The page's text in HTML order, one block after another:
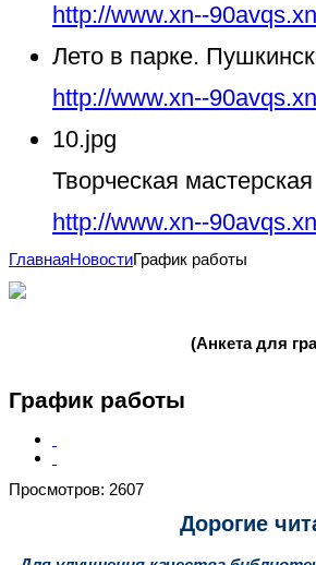
http://www.xn--
Лето в парке.
http://www.xn--
10.jpg
Творческая мастерская
http://www.xn--
ГлавнаяНовостиГрафик работы
(Анкета для
График работы
Просмотров: 2607
Дорогие